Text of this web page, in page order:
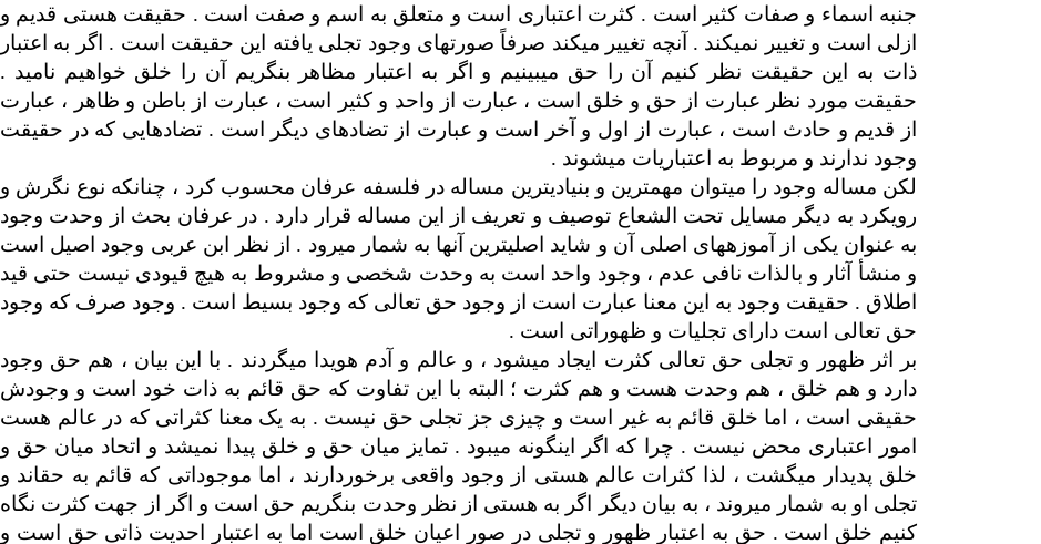
جنبه اسماء و صفات کثیر است . کثرت اعتباری است و متعلق به اسم و صفت است . حقیقت هستی قدیم و
ازلی است و تغییر نمی­کند . آنچه تغییر می­کند صرفاً صورتهای وجود تجلی یافته این حقیقت است . اگر به اعتبار
ذات به این حقیقت نظر کنیم آن را حق می­بینیم و اگر به اعتبار مظاهر بنگریم آن را خلق خواهیم نامید .
حقیقت مورد نظر عبارت از حق و خلق است ، عبارت از واحد و کثیر است ، عبارت از باطن و ظاهر ، عبارت
از قدیم و حادث است ، عبارت از اول و آخر است و عبارت از تضادهای دیگر است . تضادهایی که در حقیقت
وجود ندارند و مربوط به اعتباریات می­شوند .
لکن مساله وجود را می­توان مهمترین و بنیادی­ترین مساله در فلسفه عرفان محسوب کرد ، چنانکه نوع نگرش و
رویکرد به دیگر مسایل تحت الشعاع توصیف و تعریف از این مساله قرار دارد . در عرفان بحث از وحدت وجود
به عنوان یکی از آموزه­های اصلی آن و شاید اصلی­ترین آنها به شمار می­رود . از نظر ابن عربی وجود اصیل است
و منشأ آثار و بالذات نافی عدم ، وجود واحد است به وحدت شخصی و مشروط به هیچ قیودی نیست حتی قید
اطلاق . حقیقت وجود به این معنا عبارت است از وجود حق تعالی که وجود بسیط است . وجود صرف که وجود
حق تعالی است دارای تجلیات و ظهوراتی است .
بر اثر ظهور و تجلی حق تعالی کثرت ایجاد می­شود ، و عالم و آدم هویدا می­گردند . با این بیان ، هم حق وجود
دارد و هم خلق ، هم وحدت هست و هم کثرت ؛ البته با این تفاوت که حق قائم به ذات خود است و وجودش
حقیقی است ، اما خلق قائم به غیر است و چیزی جز تجلی حق نیست . به یک معنا کثراتی که در عالم هست
امور اعتباری محض نیست . چرا که اگر اینگونه می­بود . تمایز میان حق و خلق پیدا نمی­شد و اتحاد میان حق و
خلق پدیدار می­گشت ، لذا کثرات عالم هستی از وجود واقعی برخوردارند ، اما موجوداتی که قائم به حق­اند و
تجلی او به شمار می­روند ، به بیان دیگر اگر به هستی از نظر وحدت بنگریم حق است و اگر از جهت کثرت نگاه
کنیم خلق است . حق به اعتبار ظهور و تجلی در صور اعیان خلق است اما به اعتبار احدیت ذاتی حق است و